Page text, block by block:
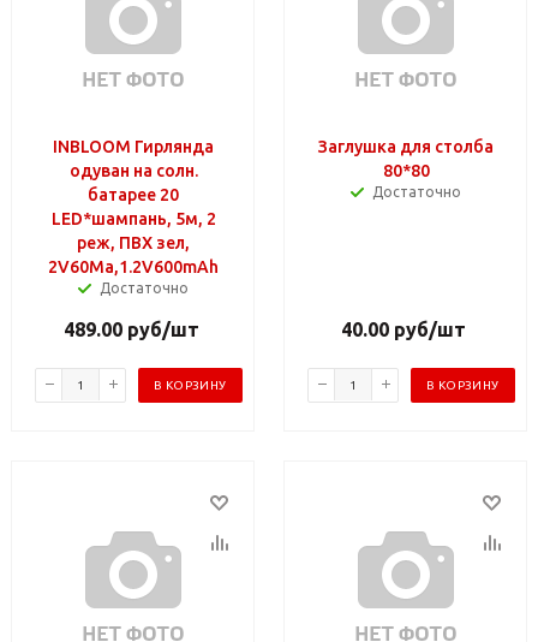
INBLOOM Гирлянда
одуван на солн.
батарее 20
LED*шампань, 5м, 2
реж, ПВХ зел,
2V60Ma,1.2V600mAh
Достаточно
489.00руб/шт
В КОРЗИНУ
Заглушка для столба
80*80
Достаточно
40.00 руб/шт
В КОРЗИНУ